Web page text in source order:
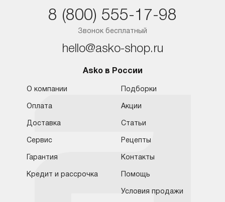
Ростов-на-Дону
Звонок бесплатный
8 (800) 555-17-98
hello@asko-shop.ru
Asko в России
О компании
Оплата
Доставка
Сервис
Гарантия
Кредит и рассрочка
Подборки
Акции
Статьи
Рецепты
Контакты
Помощь
Условия продажи